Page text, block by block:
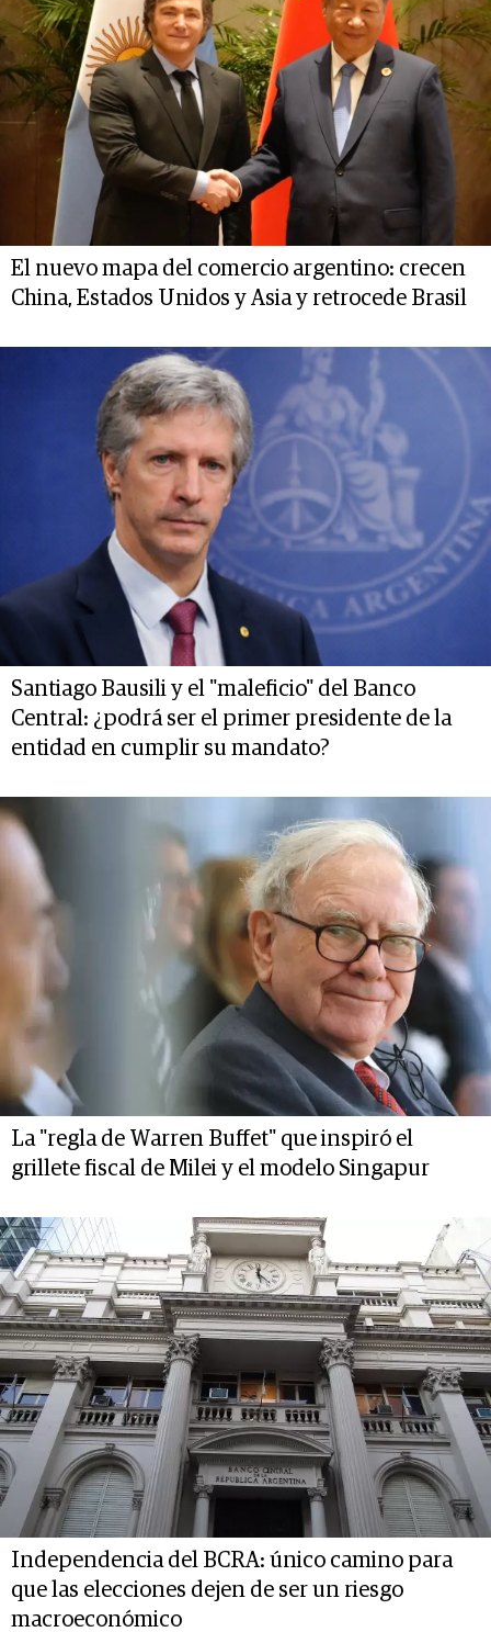
El nuevo mapa del comercio argentino: crecen
China, Estados Unidos y Asia y retrocede Brasil
Santiago Bausili y el "maleficio" del Banco
Central: ¿podrá ser el primer presidente de la
entidad en cumplir su mandato?
La "regla de Warren Buffet" que inspiró el
grillete fiscal de Milei y el modelo Singapur
Independencia del BCRA: único camino para
que las elecciones dejen de ser un riesgo
macroeconómico